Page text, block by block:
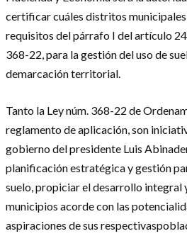
certificar cuáles distritos municipales
requisitos del párrafo I del artículo 24
368-22, para la gestión del uso de
demarcación territorial.
Tanto la Ley núm. 368-22 de
reglamento de aplicación, son
gobierno del presidente Luis
planificación estratégica y gestión
suelo, propiciar el desarrollo integral
municipios acorde con las
aspiraciones de sus